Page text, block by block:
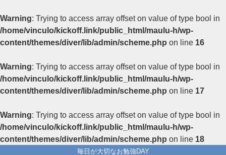
Warning: Trying to access array offset on value of type bool in
/home/vinculo/kickoff.link/public_html/maulu-h/wp-
content/themes/diver/lib/admin/scheme.php on line 16
Warning: Trying to access array offset on value of type bool in
/home/vinculo/kickoff.link/public_html/maulu-h/wp-
content/themes/diver/lib/admin/scheme.php on line 17
Warning: Trying to access array offset on value of type bool in
/home/vinculo/kickoff.link/public_html/maulu-h/wp-
content/themes/diver/lib/admin/scheme.php on line 18
毎日が大切なお勉強DAY